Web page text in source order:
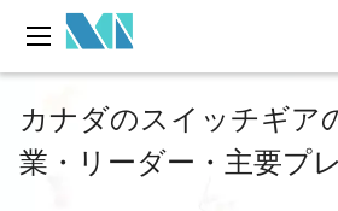
カナダのスイッチギア
業・リーダー・主要プ